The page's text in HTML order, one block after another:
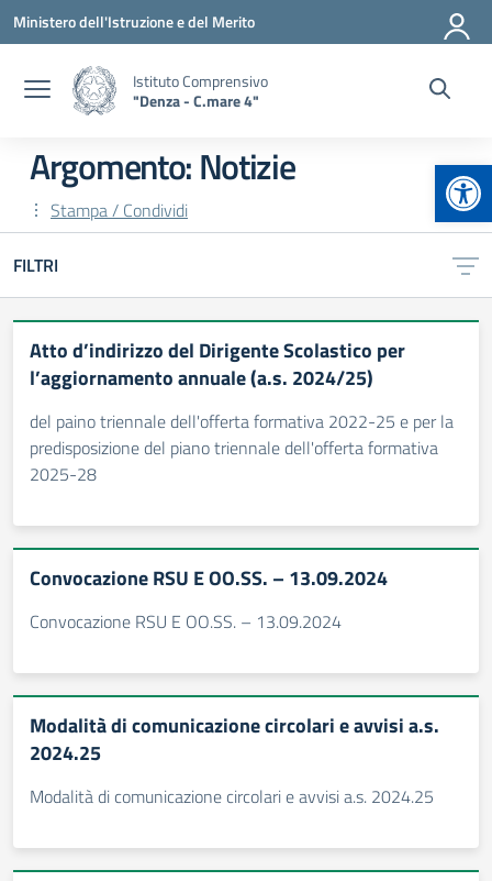
Vai ai contenuti
Vai al menu di navigazione
Vai al footer
Ministero dell'Istruzione e del Merito
Istituto Comprensivo
"Denza - C.mare 4"
Argomento: Notizie
Stampa / Condividi
FILTRI
Atto d’indirizzo del Dirigente Scolastico per
l’aggiornamento annuale (a.s. 2024/25)
del paino triennale dell'offerta formativa 2022-25 e per la
predisposizione del piano triennale dell'offerta formativa
2025-28
Convocazione RSU E OO.SS. – 13.09.2024
Convocazione RSU E OO.SS. – 13.09.2024
Modalità di comunicazione circolari e avvisi a.s.
2024.25
Modalità di comunicazione circolari e avvisi a.s. 2024.25